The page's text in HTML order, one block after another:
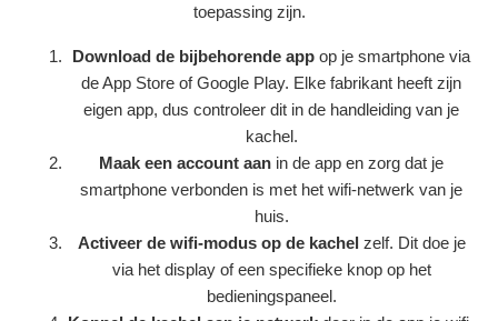
toepassing zijn.
Download de bijbehorende app op je smartphone via
de App Store of Google Play. Elke fabrikant heeft zijn
eigen app, dus controleer dit in de handleiding van je
kachel.
Maak een account aan in de app en zorg dat je
smartphone verbonden is met het wifi-netwerk van je
huis.
Activeer de wifi-modus op de kachel zelf. Dit doe je
via het display of een specifieke knop op het
bedieningspaneel.